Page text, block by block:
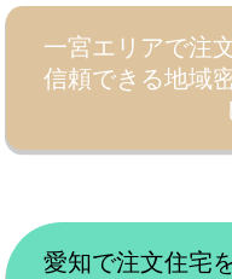
一宮エリアで注
信頼できる地域
愛知で注文住宅